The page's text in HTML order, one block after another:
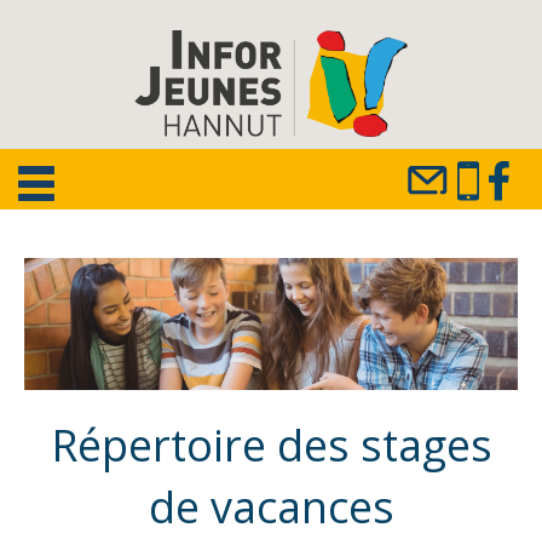
Répertoire des stages
de vacances